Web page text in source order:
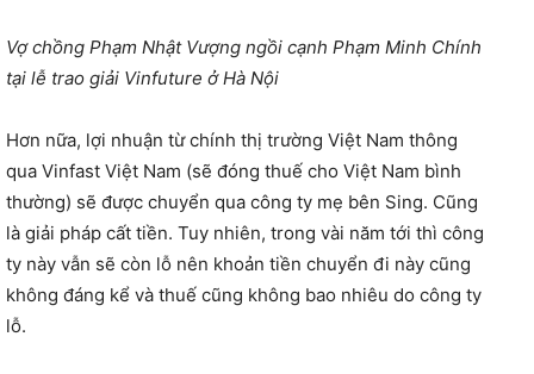
Vợ chồng Phạm Nhật Vượng ngồi cạnh Phạm Minh Chính
tại lễ trao giải Vinfuture ở Hà Nội
Hơn nữa, lợi nhuận từ chính thị trường Việt Nam thông
qua Vinfast Việt Nam (sẽ đóng thuế cho Việt Nam bình
thường) sẽ được chuyển qua công ty mẹ bên Sing. Cũng
là giải pháp cất tiền. Tuy nhiên, trong vài năm tới thì công
ty này vẫn sẽ còn lỗ nên khoản tiền chuyển đi này cũng
không đáng kể và thuế cũng không bao nhiêu do công ty
lỗ.